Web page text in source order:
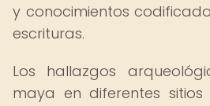
y conocimientos
escrituras.
Los hallazgos
maya en diferentes